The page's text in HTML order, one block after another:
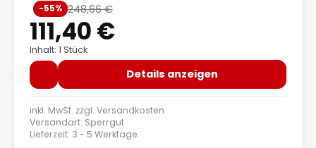
Verkaufspreis:
111,40 €
Regulärer Preis:
248,66 €
-55%
Inhalt: 1 Stück
Details anzeigen
inkl. MwSt. zzgl. Versandkosten
Versandart: Sperrgut
Lieferzeit: 3 - 5 Werktage